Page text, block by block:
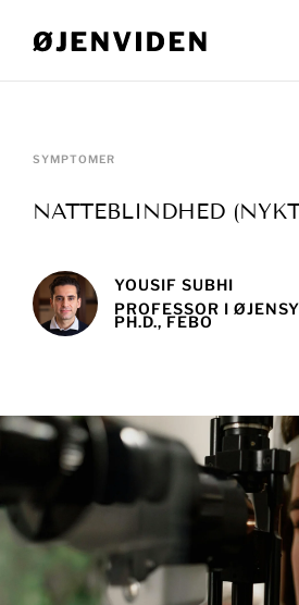
SYMPTOMER
NATTEBLINDHED
YOUSIF SUBHI
PROFESSOR I
PH.D., FEBO